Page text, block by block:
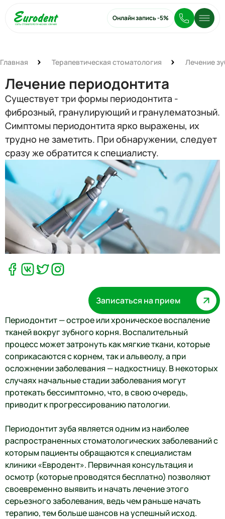
Онлайн запись-5%
Главная Терапевтическая стоматология Лечение
Лечение периодонтита
Существует три формы периодонтита -
фиброзный, гранулирующий и гранулематозный.
Симптомы периодонтита ярко выражены, их
трудно не заметить. При обнаружении, следует
сразу же обратится к специалисту.
Записаться на прием
Периодонтит — острое или хроническое воспаление
тканей вокруг зубного корня. Воспалительный
процесс может затронуть как мягкие ткани, которые
соприкасаются с корнем, так и альвеолу, а при
осложнении заболевания — надкостницу. В некоторых
случаях начальные стадии заболевания могут
протекать бессимптомно, что, в свою очередь,
приводит к прогрессированию патологии.
Периодонтит зуба является одним из наиболее
распространенных стоматологических заболеваний с
которым пациенты обращаются к специалистам
клиники «Евродент». Первичная консультация и
осмотр (которые проводятся бесплатно) позволяют
своевременно выявить и начать лечение этого
серьезного заболевания, ведь чем раньше начать
терапию, тем больше шансов на успешный исход.